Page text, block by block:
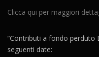
Clicca qui per maggiori
“Contributi a fondo perduto
seguenti date: